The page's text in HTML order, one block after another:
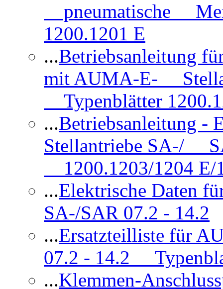
pneumatische
1200.1201 E
...Betriebsanleitung
mit AUMA-E-
Typenblätter
...Betriebsanleitung
Stellantriebe SA-/
1200.1203/1204 E/
...Elektrische Daten
SA-/SAR 07.2 - 14.2
...Ersatzteilliste für
07.2 - 14.2
...Klemmen-